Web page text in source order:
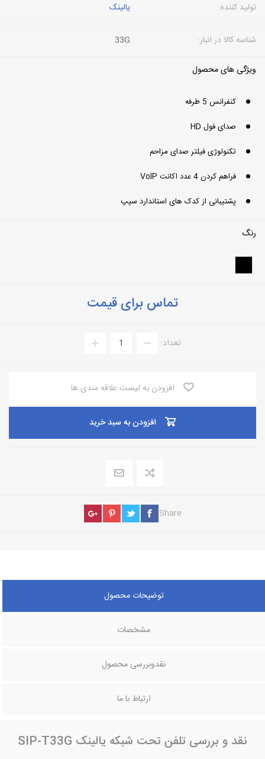
تولید کننده: یالینک
شناسه کالا در انبار: 33G
ویژگی های محصول
کنفرانس 5 طرفه
صدای فول HD
تکنولوژی فیلتر صدای مزاحم
فراهم کردن 4 عدد اکانت VoIP
پشتیبانی از کدک های استاندارد سیپ
رنگ
تماس برای قیمت
تعداد:
افزودن به لیست علاقه مندی ها
افزودن به سبد خرید
Share
توضیحات محصول
مشخصات
نقدوبررسی محصول
ارتباط با ما
نقد و بررسی تلفن تحت شبکه یالینک SIP-T33G